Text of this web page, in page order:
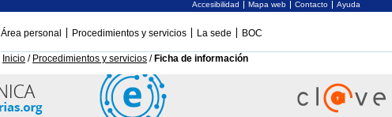
Accesibilidad Mapa web Contacto Ayuda
Área personal Procedimientos y servicios La sede BOC
Inicio / Procedimientos y servicios / Ficha de información